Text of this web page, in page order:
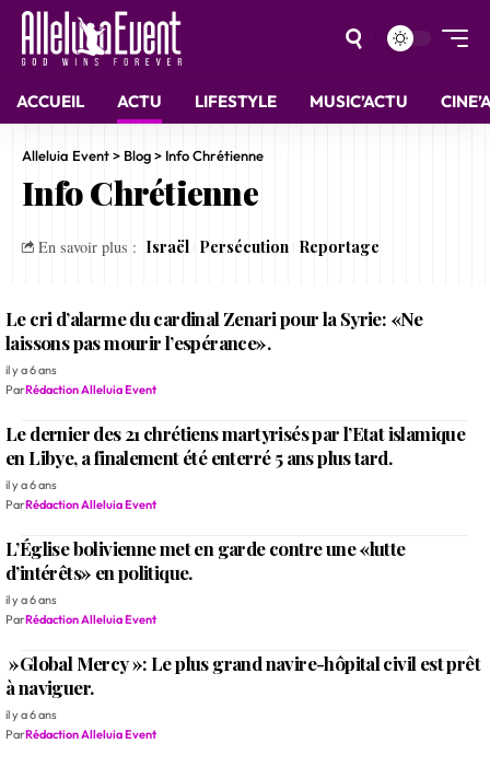
ACCUEIL ACTU LIFESTYLE MUSIC’ACTU
Alleluia Event> Blog> Info Chrétienne
Info Chrétienne
En savoir plus : Israël Persécution Reportage
Le cri d’alarme du cardinal Zenari pour la Syrie: «Ne
laissons pas mourir l’espérance».
il y a 6 ans
ParRédaction Alleluia Event
Le dernier des 21 chrétiens martyrisés par l’Etat islamique
en Libye, a finalement été enterré 5 ans plus tard.
il y a 6 ans
ParRédaction Alleluia Event
L’Église bolivienne met en garde contre une «lutte
d’intérêts» en politique.
il y a 6 ans
ParRédaction Alleluia Event
»Global Mercy »: Le plus grand navire-hôpital civil est prêt
à naviguer.
il y a 6 ans
ParRédaction Alleluia Event